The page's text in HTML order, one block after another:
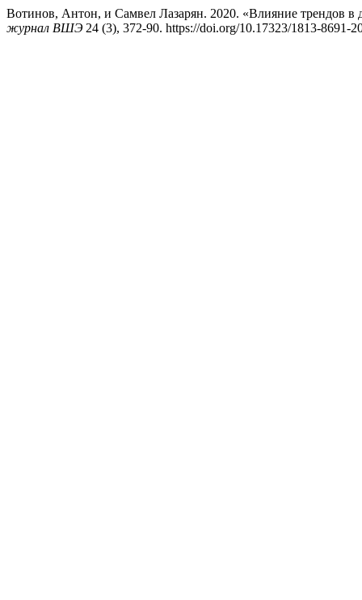
Вотинов, Антон, и Самвел Лазарян. 2020. «Влияние трендов в
журнал ВШЭ 24 (3), 372-90. https://doi.org/10.17323/1813-8691-